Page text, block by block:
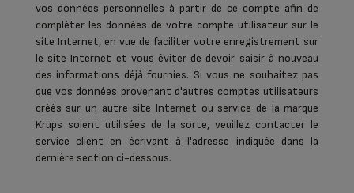
vos données personnelles à partir de ce compte afin de
compléter les données de votre compte utilisateur sur le
site Internet, en vue de faciliter votre enregistrement sur
le site Internet et vous éviter de devoir saisir à nouveau
des informations déjà fournies. Si vous ne souhaitez pas
que vos données provenant d'autres comptes utilisateurs
créés sur un autre site Internet ou service de la marque
Krups soient utilisées de la sorte, veuillez contacter le
service client en écrivant à l'adresse indiquée dans la
dernière section ci-dessous.